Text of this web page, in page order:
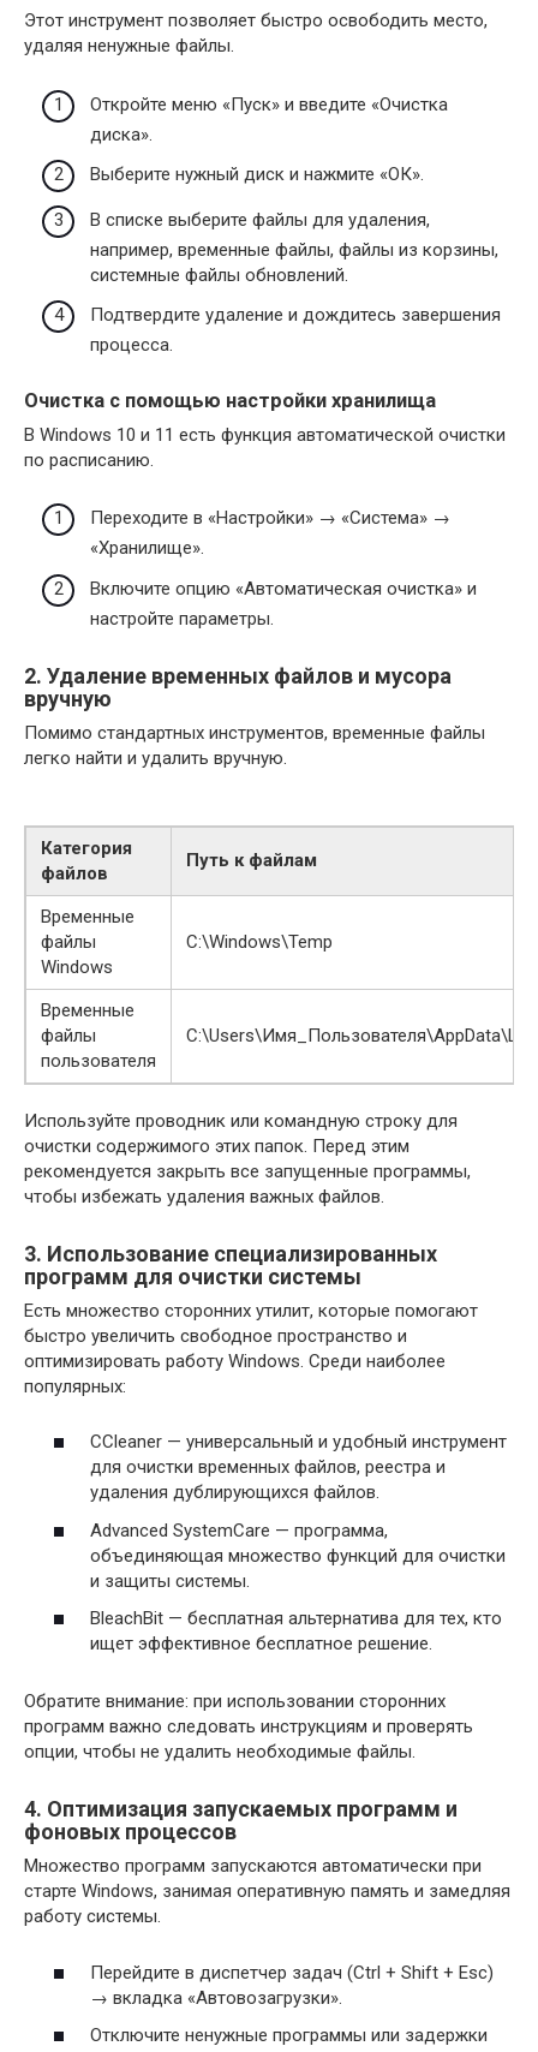
Этот инструмент позволяет быстро освободить место,
удаляя ненужные файлы.
Откройте меню «Пуск» и введите «Очистка
диска».
Выберите нужный диск и нажмите «ОК».
В списке выберите файлы для удаления,
например, временные файлы, файлы из корзины,
системные файлы обновлений.
Подтвердите удаление и дождитесь завершения
процесса.
Очистка с помощью настройки хранилища
В Windows 10 и 11 есть функция автоматической очистки
по расписанию.
Переходите в «Настройки» → «Система» →
«Хранилище».
Включите опцию «Автоматическая очистка» и
настройте параметры.
2. Удаление временных файлов и мусора
вручную
Помимо стандартных инструментов, временные файлы
легко найти и удалить вручную.
Категория
файлов
Путь к файлам
Временные
файлы
Windows
C:\Windows\Temp
Временные
файлы
пользователя
Используйте проводник или командную строку для
очистки содержимого этих папок. Перед этим
рекомендуется закрыть все запущенные программы,
чтобы избежать удаления важных файлов.
3. Использование специализированных
программ для очистки системы
Есть множество сторонних утилит, которые помогают
быстро увеличить свободное пространство и
оптимизировать работу Windows. Среди наиболее
популярных:
CCleaner — универсальный и удобный инструмент
для очистки временных файлов, реестра и
удаления дублирующихся файлов.
Advanced SystemCare — программа,
объединяющая множество функций для очистки
и защиты системы.
BleachBit — бесплатная альтернатива для тех, кто
ищет эффективное бесплатное решение.
Обратите внимание: при использовании сторонних
программ важно следовать инструкциям и проверять
опции, чтобы не удалить необходимые файлы.
4. Оптимизация запускаемых программ и
фоновых процессов
Множество программ запускаются автоматически при
старте Windows, занимая оперативную память и замедляя
работу системы.
Перейдите в диспетчер задач (Ctrl + Shift + Esc)
→ вкладка «Автовозагрузки».
Отключите ненужные программы или задержки